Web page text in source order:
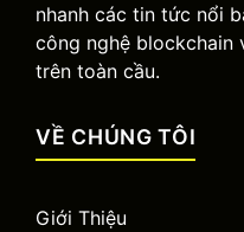
nhanh các tin tức nổi
công nghệ
trên toàn cầu.
VỀ CHÚNG TÔI
Giới Thiệu